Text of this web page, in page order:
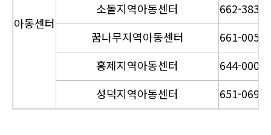
아동센터
소돌지역아동센터
662-3838
꿈나무지역아동센터
661-0051
홍제지역아동센터
644-0003
성덕지역아동센터
651-0691